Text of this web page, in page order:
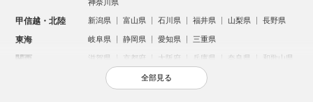
神奈川県
甲信越・北陸 新潟県 富山県 石川県 福井県 山梨県 長野県
東海 岐阜県 静岡県 愛知県 三重県
関西 滋賀県 京都府 大阪府 兵庫県 奈良県 和歌山県
鳥取県 島根県 岡山県 広島県
全部見る